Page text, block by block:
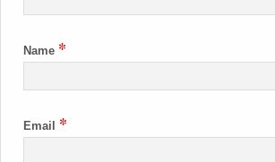
Name *
Email *